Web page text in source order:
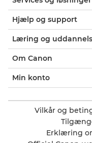
Hjælp og support
Læring og
Om Canon
Min konto
Vilkår og
Erklæring